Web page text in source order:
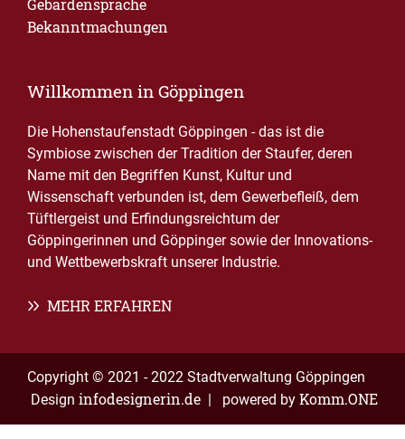
Gebärdensprache
Bekanntmachungen
Willkommen in Göppingen
Die Hohenstaufenstadt Göppingen - das ist die
Symbiose zwischen der Tradition der Staufer, deren
Name mit den Begriffen Kunst, Kultur und
Wissenschaft verbunden ist, dem Gewerbefleiß, dem
Tüftlergeist und Erfindungsreichtum der
Göppingerinnen und Göppinger sowie der Innovations-
und Wettbewerbskraft unserer Industrie.
MEHR ERFAHREN
Copyright © 2021 - 2022 Stadtverwaltung Göppingen
Design infodesignerin.de | powered by Komm.ONE